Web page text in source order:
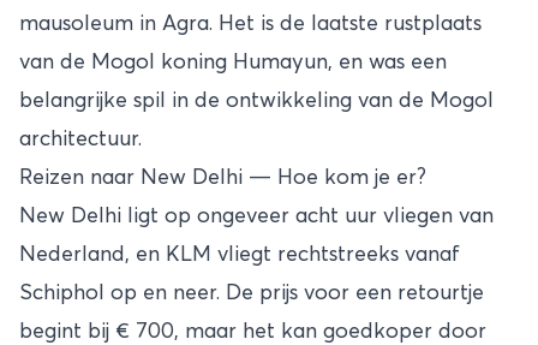
mausoleum in Agra. Het is de laatste rustplaats
van de Mogol koning Humayun, en was een
belangrijke spil in de ontwikkeling van de Mogol
architectuur.
Reizen naar New Delhi — Hoe kom je er?
New Delhi ligt op ongeveer acht uur vliegen van
Nederland, en KLM vliegt rechtstreeks vanaf
Schiphol op en neer. De prijs voor een retourtje
begint bij € 700, maar het kan goedkoper door